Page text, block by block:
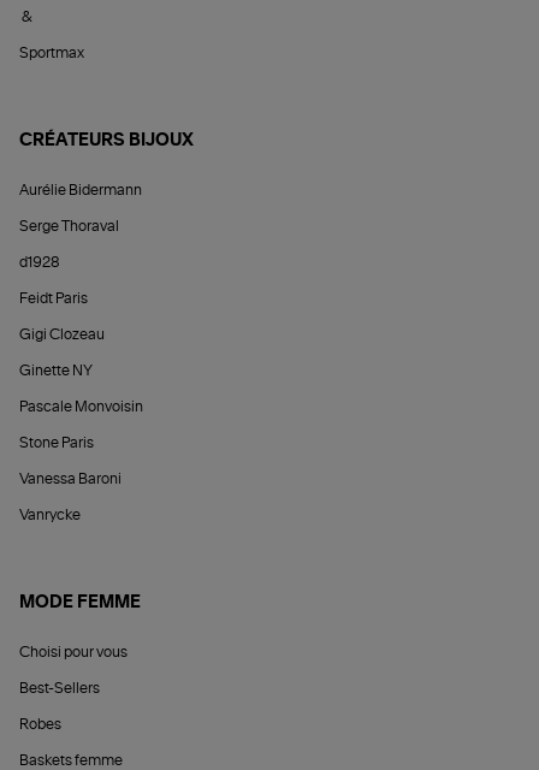
&
Sportmax
CRÉATEURS BIJOUX
Aurélie Bidermann
Serge Thoraval
d1928
Feidt Paris
Gigi Clozeau
Ginette NY
Pascale Monvoisin
Stone Paris
Vanessa Baroni
Vanrycke
MODE FEMME
Choisi pour vous
Best-Sellers
Robes
Baskets femme